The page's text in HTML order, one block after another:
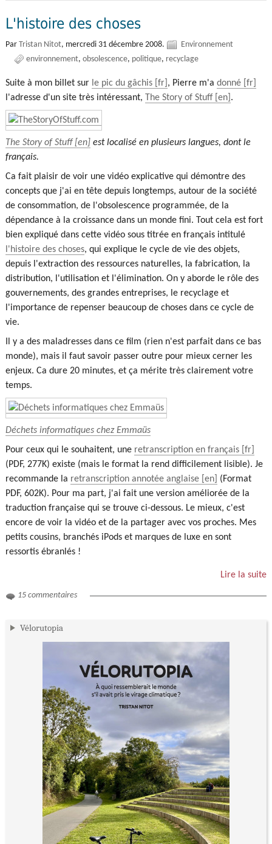
L'histoire des choses
Par Tristan Nitot, mercredi 31 décembre 2008.
Environnement
environnement obsolescence politique recyclage
Suite à mon billet sur le pic du gâchis , Pierre m'a donné
l'adresse d'un site très intéressant,
The Story of Stuff .
The Story of Stuff
est localisé en plusieurs langues, dont le
français.
Ca fait plaisir de voir une vidéo explicative qui démontre des
concepts que j'ai en tête depuis longtemps, autour de la société
de consommation, de l'obsolescence programmée, de la
dépendance à la croissance dans un monde fini. Tout cela est fort
bien expliqué dans cette vidéo sous titrée en français intitulé
l'histoire des choses, qui explique le cycle de vie des objets,
depuis l'extraction des ressources naturelles, la fabrication, la
distribution, l'utilisation et l'élimination. On y aborde le rôle des
gouvernements, des grandes entreprises, le recyclage et
l'importance de repenser beaucoup de choses dans ce cycle de
vie.
Il y a des maladresses dans ce film (rien n'est parfait dans ce bas
monde), mais il faut savoir passer outre pour mieux cerner les
enjeux. Ca dure 20 minutes, et ça mérite très clairement votre
temps.
Déchets informatiques chez Emmaüs
Pour ceux qui le souhaitent, une retranscription en français
(PDF, 277K) existe (mais le format la rend difficilement lisible). Je
recommande la retranscription annotée anglaise
(Format
PDF, 602K). Pour ma part, j'ai fait une version améliorée de la
traduction française qui se trouve ci-dessous. Le mieux, c'est
encore de voir la vidéo et de la partager avec vos proches. Mes
petits cousins, branchés iPods et marques de luxe en sont
ressortis ébranlés !
Lire la suite
15 commentaires
Vélorutopia